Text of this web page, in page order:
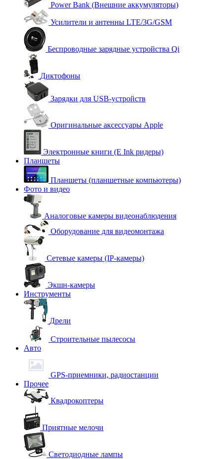
Power Bank (Внешние аккумуляторы)
Усилители и антенны LTE/3G/GSM
Беспроводные зарядные устройства Qi
Диктофоны
Зарядки для USB-устройств
Оригинальные аксессуары Apple
Электронные книги (E Ink ридеры)
Планшеты
Планшеты (планшетные компьютеры)
Фото и видео
Аналоговые камеры видеонаблюдения
Оборудование для видеомонтажа
Сетевые камеры (IP-камеры)
Экшн-камеры
Инструменты
Дрели
Строительные пылесосы
Авто
GPS-приемники, радиостанции
Прочее
Квадрокоптеры
Приятные мелочи
Светодиодные лампы